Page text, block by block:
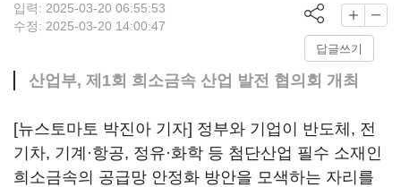
입력: 2025-03-20 06:55:53
수정: 2025-03-20 14:00:47
답글쓰기
산업부, 제1회 희소금속 산업 발전 협의회 개최
[뉴스토마토 박진아 기자] 정부와 기업이 반도체, 전
기차, 기계·항공, 정유·화학 등 첨단산업 필수 소재인
희소금속의 공급망 안정화 방안을 모색하는 자리를